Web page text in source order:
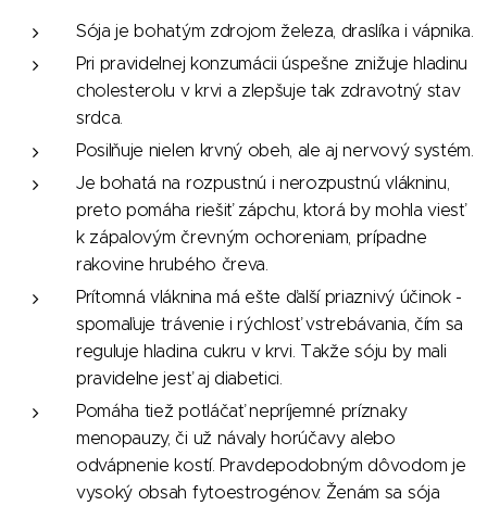
Sója je bohatým zdrojom železa, draslíka i vápnika.
Pri pravidelnej konzumácii úspešne znižuje hladinu
cholesterolu v krvi a zlepšuje tak zdravotný stav
srdca.
Posilňuje nielen krvný obeh, ale aj nervový systém.
Je bohatá na rozpustnú i nerozpustnú vlákninu,
preto pomáha riešiť zápchu, ktorá by mohla viesť
k zápalovým črevným ochoreniam, prípadne
rakovine hrubého čreva.
Prítomná vláknina má ešte ďalší priaznivý účinok -
spomaľuje trávenie i rýchlosť vstrebávania, čím sa
reguluje hladina cukru v krvi. Takže sóju by mali
pravidelne jesť aj diabetici.
Pomáha tiež potláčať nepríjemné príznaky
menopauzy, či už návaly horúčavy alebo
odvápnenie kostí. Pravdepodobným dôvodom je
vysoký obsah fytoestrogénov. Ženám sa sója